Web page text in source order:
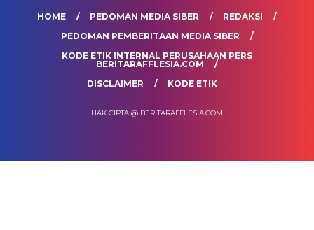
HOME PEDOMAN MEDIA SIBER
REDAKSI
PEDOMAN PEMBERITAAN MEDIA SIBER
KODE ETIK INTERNAL PERUSAHAAN PERS
BERITARAFFLESIA.COM
DISCLAIMER
KODE ETIK
HAK CIPTA @ BERITARAFFLESIA.COM